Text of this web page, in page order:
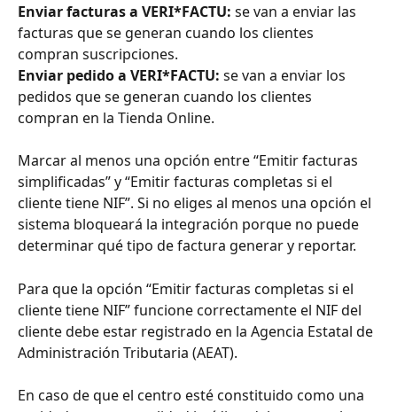
Enviar facturas a VERI*FACTU: se van a enviar las
facturas que se generan cuando los clientes
compran suscripciones.
Enviar pedido a VERI*FACTU: se van a enviar los
pedidos que se generan cuando los clientes
compran en la Tienda Online.
Marcar al menos una opción entre “Emitir facturas
simplificadas” y “Emitir facturas completas si el
cliente tiene NIF”. Si no eliges al menos una opción el
sistema bloqueará la integración porque no puede
determinar qué tipo de factura generar y reportar.
Para que la opción “Emitir facturas completas si el
cliente tiene NIF” funcione correctamente el NIF del
cliente debe estar registrado en la Agencia Estatal de
Administración Tributaria (AEAT).
En caso de que el centro esté constituido como una